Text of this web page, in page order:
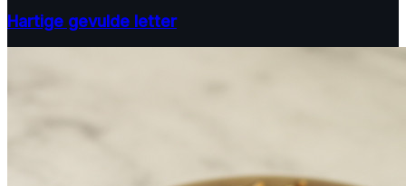
Hartige gevulde letter